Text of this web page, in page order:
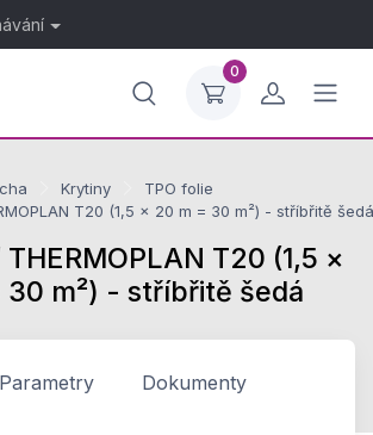
0
Krytiny
TPO folie
T20 (1,5 × 20 m = 30 m²) - stříbřitě šedá
THERMOPLAN T20 (1,5 ×
30 m²) - stříbřitě šedá
Parametry Dokumenty